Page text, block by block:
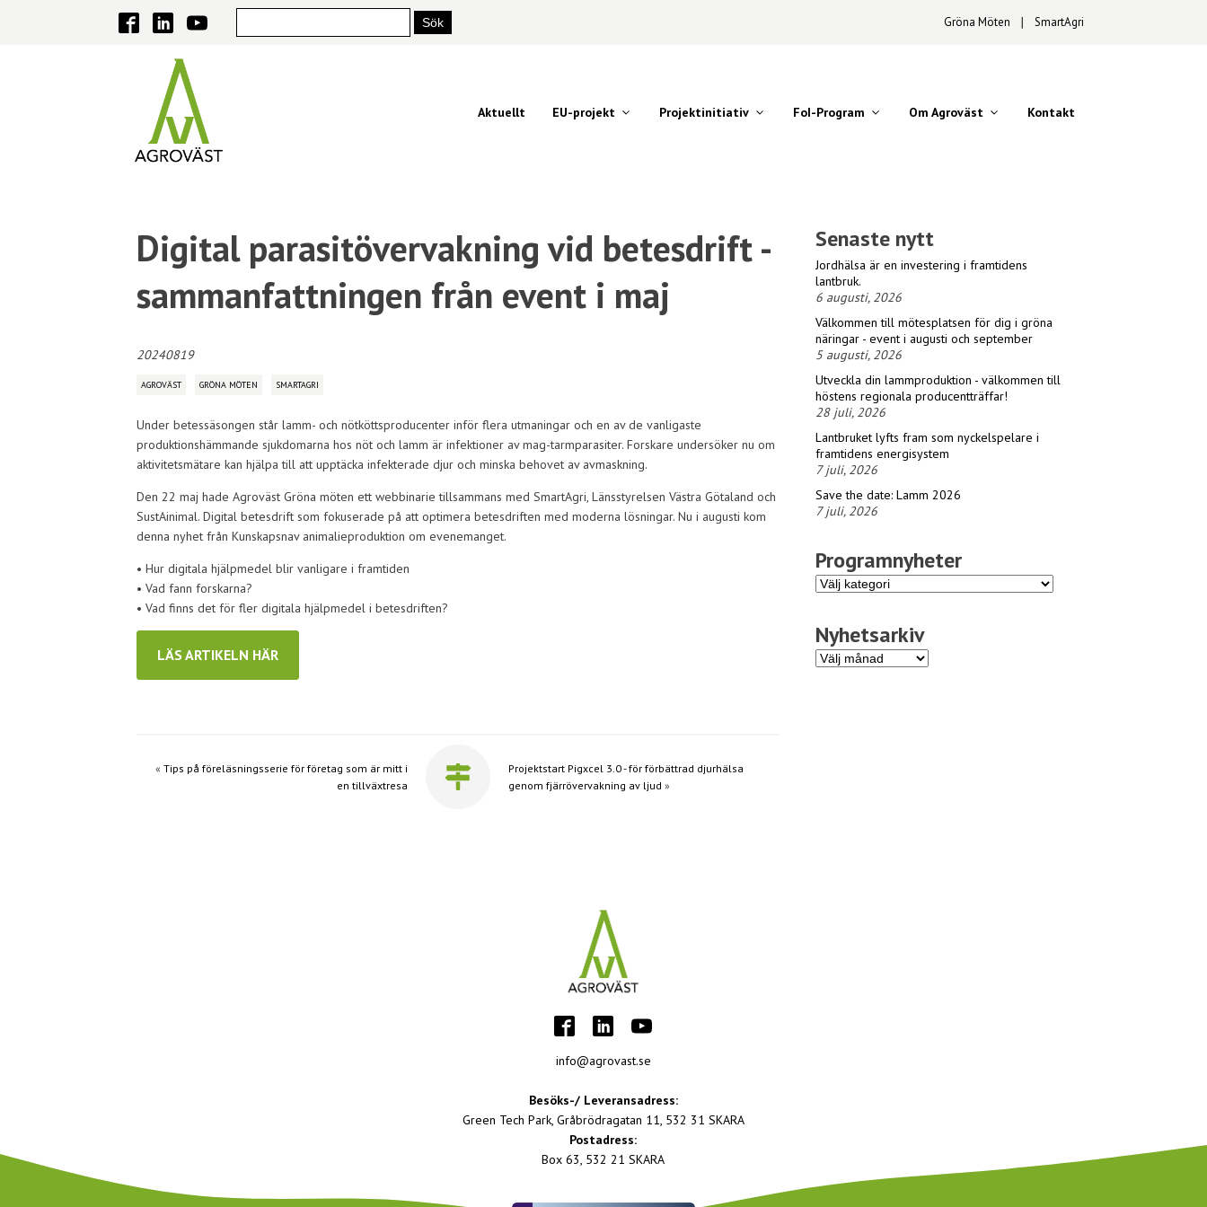
Gröna Möten ∣ SmartAgri
Aktuellt EU-projekt Projektinitiativ FoI-Program Om Agroväst Kontakt
Digital parasitövervakning vid betesdrift -
sammanfattningen från event i maj
20240819
AGROVÄST GRÖNA MÖTEN SMARTAGRI
Under betessäsongen står lamm- och nötköttsproducenter inför flera utmaningar och en av de vanligaste
produktionshämmande sjukdomarna hos nöt och lamm är infektioner av mag-tarmparasiter. Forskare undersöker nu om
aktivitetsmätare kan hjälpa till att upptäcka infekterade djur och minska behovet av avmaskning.
Den 22 maj hade Agroväst Gröna möten ett webbinarie tillsammans med SmartAgri, Länsstyrelsen Västra Götaland och
SustAinimal. Digital betesdrift som fokuserade på att optimera betesdriften med moderna lösningar. Nu i augusti kom
denna nyhet från Kunskapsnav animalieproduktion om evenemanget.
• Hur digitala hjälpmedel blir vanligare i framtiden
• Vad fann forskarna?
• Vad finns det för fler digitala hjälpmedel i betesdriften?
LÄS ARTIKELN HÄR
« Tips på föreläsningsserie för företag som är mitt i
en tillväxtresa
Projektstart Pigxcel 3.0 - för förbättrad djurhälsa
genom fjärrövervakning av ljud »
Senaste nytt
Jordhälsa är en investering i framtidens
lantbruk.
6 augusti, 2026
Välkommen till mötesplatsen för dig i gröna
näringar - event i augusti och september
5 augusti, 2026
Utveckla din lammproduktion - välkommen till
höstens regionala producentträffar!
28 juli, 2026
Lantbruket lyfts fram som nyckelspelare i
framtidens energisystem
7 juli, 2026
Save the date: Lamm 2026
7 juli, 2026
Programnyheter
Programnyheter
Nyhetsarkiv
Nyhetsarkiv
info@agrovast.se
Besöks-/ Leveransadress:
Green Tech Park, Gråbrödragatan 11, 532 31 SKARA
Postadress:
Box 63, 532 21 SKARA